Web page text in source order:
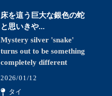
床を這う巨大な銀色の蛇
と思いきや...
Mystery silver 'snake'
turns out to be something
completely different
2026/01/12
タイ